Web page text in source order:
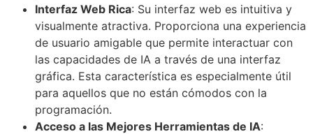
Interfaz Web Rica: Su interfaz web es intuitiva y
visualmente atractiva. Proporciona una experiencia
de usuario amigable que permite interactuar con
las capacidades de IA a través de una interfaz
gráfica. Esta característica es especialmente útil
para aquellos que no están cómodos con la
programación.
Acceso a las Mejores Herramientas de IA: